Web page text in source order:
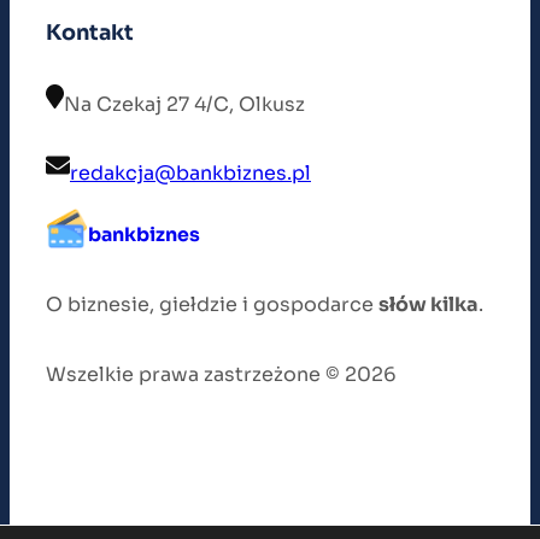
Kontakt
Na Czekaj 27 4/C, Olkusz
redakcja@bankbiznes.pl
bankbiznes
O biznesie, giełdzie i gospodarce słów kilka.
Wszelkie prawa zastrzeżone © 2026